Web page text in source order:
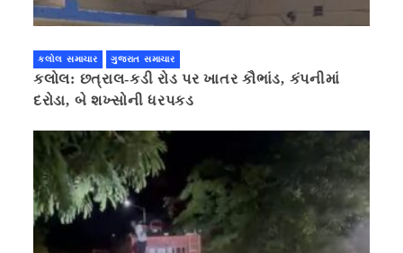
કલોલ સમાચાર ગુજરાત સમાચાર
કલોલ: છત્રાલ-કડી રોડ પર ખાતર કૌભાંડ, કંપનીમાં
દરોડા, બે શખ્સોની ધરપકડ